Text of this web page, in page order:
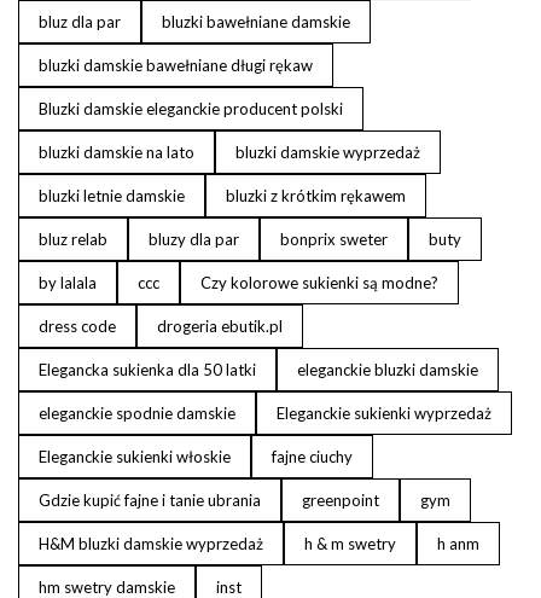
bluz dla par bluzki bawełniane damskie
bluzki damskie bawełniane długi rękaw
Bluzki damskie eleganckie producent polski
bluzki damskie na lato bluzki damskie wyprzedaż
bluzki letnie damskie bluzki z krótkim rękawem
bluz relab bluzy dla par bonprix sweter buty
by lalala ccc Czy kolorowe sukienki są modne?
dress code drogeria ebutik.pl
Elegancka sukienka dla 50 latki eleganckie bluzki damskie
eleganckie spodnie damskie Eleganckie sukienki wyprzedaż
Eleganckie sukienki włoskie fajne ciuchy
Gdzie kupić fajne i tanie ubrania greenpoint gym
H&M bluzki damskie wyprzedaż h & m swetry h anm
hm swetry damskie inst